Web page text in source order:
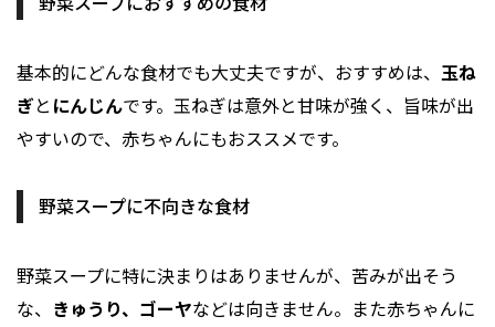
基本的にどんな食材でも大丈夫ですが、おすすめは、 玉ね
ぎと にんじんです。玉ねぎは意外と甘味が強く、旨味が出
やすいので、赤ちゃんにもおススメです。
野菜スープに不向きな食材
野菜スープに特に決まりはありませんが、苦みが出そう
な、 きゅうり、ゴーヤなどは向きません。また赤ちゃんに